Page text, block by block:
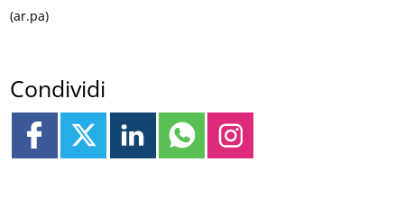
(ar.pa)
Condividi